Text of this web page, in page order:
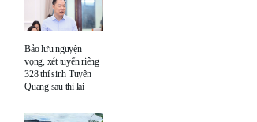
Bảo lưu nguyện
vọng, xét tuyển riêng
328 thí sinh Tuyên
Quang sau thi lại